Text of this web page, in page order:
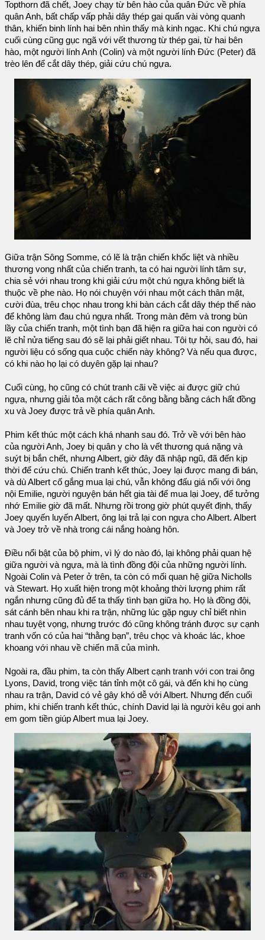
Topthorn đã chết, Joey chạy từ bên hào của quân Đức về phía
quân Anh, bất chấp vấp phải dây thép gai quấn vài vòng quanh
thân, khiến binh lính hai bên nhìn thấy mà kinh ngạc. Khi chú ngựa
cuối cùng cũng gục ngã với vết thương từ thép gai, từ hai bên
hào, một người lính Anh (Colin) và một người lính Đức (Peter) đã
trèo lên để cắt dây thép, giải cứu chú ngựa.
Giữa trận Sông Somme, có lẽ là trận chiến khốc liệt và nhiều
thương vong nhất của chiến tranh, ta có hai người lính tâm sự,
chia sẻ với nhau trong khi giải cứu một chú ngựa không biết là
thuộc về phe nào. Họ nói chuyện với nhau một cách thân mật,
cười đùa, trêu chọc nhau trong khi bàn cách cắt dây thép thế nào
để không làm đau chú ngựa nhất. Trong màn đêm và trong bùn
lầy của chiến tranh, một tình bạn đã hiện ra giữa hai con người có
lẽ chỉ nửa tiếng sau đó sẽ lại phải giết nhau. Tôi tự hỏi, sau đó, hai
người liệu có sống qua cuộc chiến này không? Và nếu qua được,
có khi nào họ lại có duyên gặp lại nhau?
Cuối cùng, họ cũng có chút tranh cãi về việc ai được giữ chú
ngựa, nhưng giải tỏa một cách rất công bằng bằng cách hất đồng
xu và Joey được trả về phía quân Anh.
Phim kết thúc một cách khá nhanh sau đó. Trở về với bên hào
của người Anh, Joey bị quân y cho là vết thương quá nặng và
suýt bị bắn chết, nhưng Albert, giờ đây đã nhập ngũ, đã đến kịp
thời để cứu chú. Chiến tranh kết thúc, Joey lại được mang đi bán,
và dù Albert cố gắng mua lại chú, vẫn không đấu giá nổi với ông
nội Emilie, người nguyện bán hết gia tài để mua lại Joey, để tưởng
nhớ Emilie giờ đã mất. Nhưng rồi trong giờ phút quyết định, thấy
Joey quyến luyến Albert, ông lại trả lại con ngựa cho Albert. Albert
và Joey trở về nhà trong cái nắng hoàng hôn.
Điều nổi bật của bộ phim, vì lý do nào đó, lại không phải quan hệ
giữa người và ngựa, mà là tình đồng đội của những người lính.
Ngoài Colin và Peter ở trên, ta còn có mối quan hệ giữa Nicholls
và Stewart. Họ xuất hiện trong một khoảng thời lượng phim rất
ngắn nhưng cũng đủ để ta thấy tình bạn giữa họ. Họ là đồng đội,
sát cánh bên nhau khi ra trận, những lúc gặp nguy chỉ biết nhìn
nhau tuyệt vọng, nhưng trước đó cũng không tránh được sự cạnh
tranh vốn có của hai “thằng bạn”, trêu chọc và khoác lác, khoe
khoang với nhau về chiến mã của mình.
Ngoài ra, đầu phim, ta còn thấy Albert cạnh tranh với con trai ông
Lyons, David, trong việc tán tỉnh một cô gái, và đến khi họ cùng
nhau ra trận, David có vẻ gây khó dễ với Albert. Nhưng đến cuối
phim, khi chiến tranh kết thúc, chính David lại là người kêu gọi anh
em gom tiền giúp Albert mua lại Joey.